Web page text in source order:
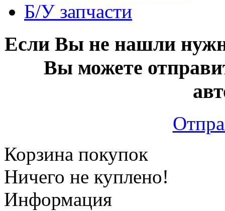
Б/У запчасти
Если Вы не нашли
Вы можете
Корзина покупок
Ничего не куплено!
Информация